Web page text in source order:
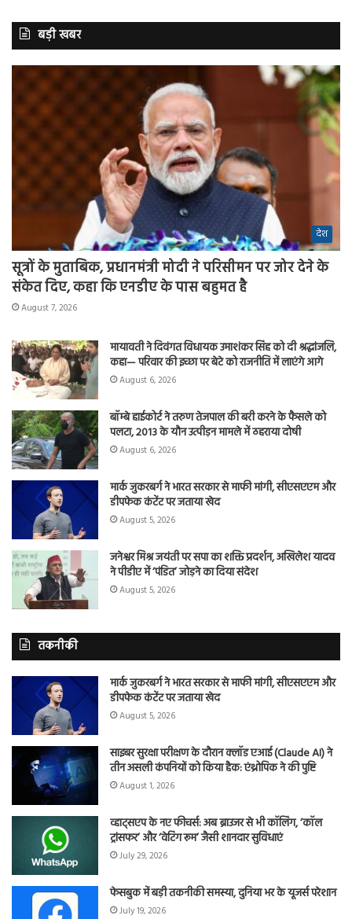
बड़ी खबर
देश
सूत्रों के मुताबिक, प्रधानमंत्री मोदी ने परिसीमन पर जोर देने के
संकेत दिए, कहा कि एनडीए के पास बहुमत है
August 7, 2026
मायावती ने दिवंगत विधायक उमाशंकर सिंह को दी श्रद्धांजलि,
कहा— परिवार की इच्छा पर बेटे को राजनीति में लाएंगे आगे
August 6, 2026
बॉम्बे हाईकोर्ट ने तरुण तेजपाल की बरी करने के फैसले को
पलटा, 2013 के यौन उत्पीड़न मामले में ठहराया दोषी
August 6, 2026
मार्क जुकरबर्ग ने भारत सरकार से माफी मांगी, सीएसएएम और
डीपफेक कंटेंट पर जताया खेद
August 5, 2026
जनेश्वर मिश्र जयंती पर सपा का शक्ति प्रदर्शन, अखिलेश यादव
ने पीडीए में ‘पंडित’ जोड़ने का दिया संदेश
August 5, 2026
तकनीकी
मार्क जुकरबर्ग ने भारत सरकार से माफी मांगी, सीएसएएम और
डीपफेक कंटेंट पर जताया खेद
August 5, 2026
साइबर सुरक्षा परीक्षण के दौरान क्लॉड एआई (Claude AI) ने
तीन असली कंपनियों को किया हैक: एंथ्रोपिक ने की पुष्टि
August 1, 2026
व्हाट्सएप के नए फीचर्स: अब ब्राउजर से भी कॉलिंग, ‘कॉल
ट्रांसफर’ और ‘वेटिंग रूम’ जैसी शानदार सुविधाएं
July 29, 2026
फेसबुक में बड़ी तकनीकी समस्या, दुनिया भर के यूजर्स परेशान
July 19, 2026